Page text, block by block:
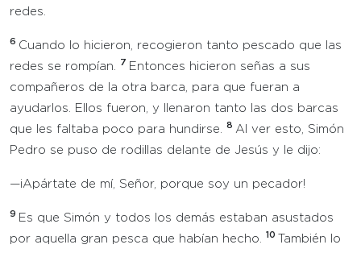
redes.
6 Cuando lo hicieron, recogieron tanto pescado que las
redes se rompían.
7 Entonces hicieron señas a sus
compañeros de la otra barca, para que fueran a
ayudarlos. Ellos fueron, y llenaron tanto las dos barcas
que les faltaba poco para hundirse.
8 Al ver esto, Simón
Pedro se puso de rodillas delante de Jesús y le dijo:
—¡Apártate de mí, Señor, porque soy un pecador!
9 Es que Simón y todos los demás estaban asustados
por aquella gran pesca que habían hecho.
10
También lo